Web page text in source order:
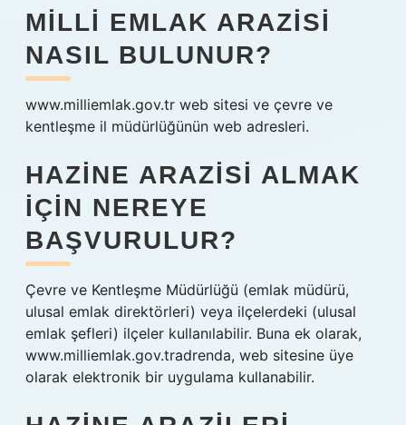
MILLI EMLAK ARAZISI
NASIL BULUNUR?
www.milliemlak.gov.tr ​​web sitesi ve çevre ve
kentleşme il müdürlüğünün web adresleri.
HAZINE ARAZISI ALMAK
IÇIN NEREYE
BAŞVURULUR?
Çevre ve Kentleşme Müdürlüğü (emlak müdürü,
ulusal emlak direktörleri) veya ilçelerdeki (ulusal
emlak şefleri) ilçeler kullanılabilir. Buna ek olarak,
www.milliemlak.gov.tradrenda, web sitesine üye
olarak elektronik bir uygulama kullanabilir.